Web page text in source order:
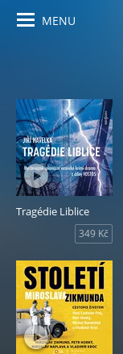
MENU
Tragédie Liblice
349 Kč